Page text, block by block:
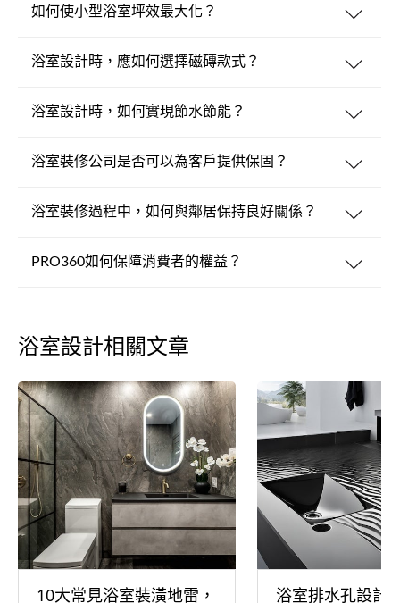
如何使小型浴室坪效最大化？
浴室設計時，應如何選擇磁磚款式？
浴室設計時，如何實現節水節能？
浴室裝修公司是否可以為客戶提供保固？
浴室裝修過程中，如何與鄰居保持良好關係？
PRO360如何保障消費者的權益？
浴室設計相關文章
10大常見浴室裝潢地雷，
浴室排水孔設計